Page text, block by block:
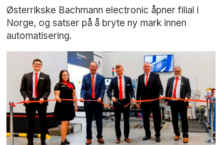
Østerrikske Bachmann electronic åpner filial i
Norge, og satser på å bryte ny mark innen
automatisering.